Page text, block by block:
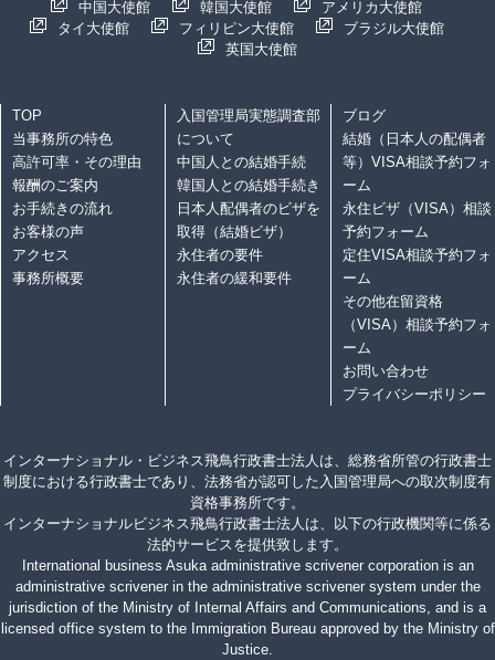
中国大使館 韓国大使館
アメリカ大使館
タイ大使館
フィリピン大使館
ブラジル大使館
英国大使館
TOP
当事務所の特色
高許可率・その理由
報酬のご案内
お手続きの流れ
お客様の声
アクセス
事務所概要
入国管理局実態調査部
について
中国人との結婚手続
韓国人との結婚手続き
日本人配偶者のビザを
取得（結婚ビザ）
永住者の要件
永住者の緩和要件
ブログ
結婚（日本人の配偶者
等）VISA相談予約フォ
ーム
永住ビザ（VISA）相談
予約フォーム
定住VISA相談予約フォ
ーム
その他在留資格
（VISA）相談予約フォ
ーム
お問い合わせ
プライバシーポリシー
インターナショナル・ビジネス飛鳥行政書士法人は、総務省所管の行政書士
制度における行政書士であり、法務省が認可した入国管理局への取次制度有
資格事務所です。
インターナショナルビジネス飛鳥行政書士法人は、以下の行政機関等に係る
法的サービスを提供致します。
International business Asuka administrative scrivener corporation is an
administrative scrivener in the administrative scrivener system under the
jurisdiction of the Ministry of Internal Affairs and Communications, and is a
licensed office system to the Immigration Bureau approved by the Ministry of
Justice.